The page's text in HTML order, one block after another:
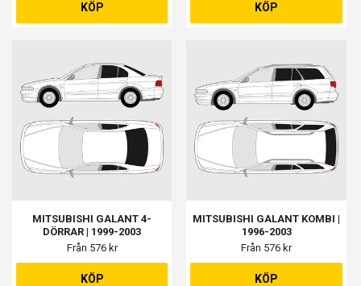
KÖP KÖP
MITSUBISHI GALANT 4-
DÖRRAR | 1999-2003
Från 576 kr
KÖP
MITSUBISHI GALANT KOMBI |
1996-2003
Från 576 kr
KÖP